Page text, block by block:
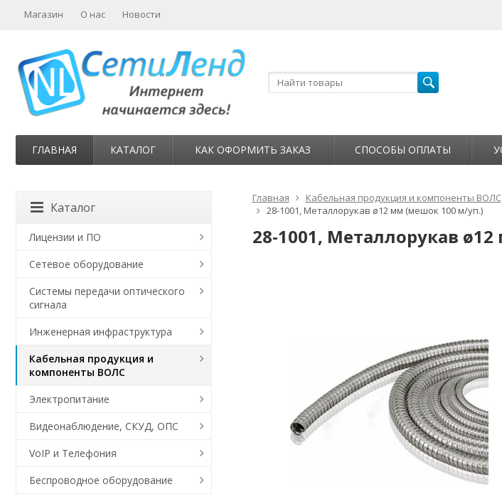
Магазин О нас Новости
ГЛАВНАЯ КАТАЛОГ КАК ОФОРМИТЬ ЗАКАЗ СПОСОБЫ ОПЛАТЫ
Главная Кабельная продукция и компоненты ВОЛС
28-1001, Металлорукав ø12 мм (мешок 100 м/уп.)
28-1001, Металлорукав
Каталог
Лицензии и ПО
Сетевое оборудование
Системы передачи оптического
сигнала
Инженерная инфраструктура
Кабельная продукция и
компоненты ВОЛС
Электропитание
Видеонаблюдение, СКУД, ОПС
VoIP и Телефония
Беспроводное оборудование